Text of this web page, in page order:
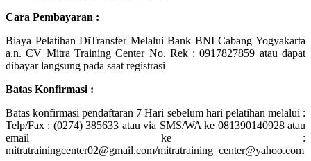
Cara Pembayaran :
Biaya Pelatihan DiTransfer Melalui Bank BNI Cabang Yogyakarta
a.n. CV Mitra Training Center No. Rek : 0917827859 atau dapat
dibayar langsung pada saat registrasi
Batas Konfirmasi :
Batas konfirmasi pendaftaran 7 Hari sebelum hari pelatihan melalui :
Telp/Fax : (0274) 385633 atau via SMS/WA ke 081390140928 atau
email ke :
mitratrainingcenter02@gmail.com/mitratraining_center@yahoo.com